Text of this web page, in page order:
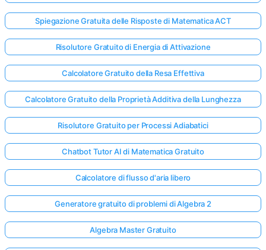
Spiegazione Gratuita delle Risposte di Matematica ACT
Risolutore Gratuito di Energia di Attivazione
Calcolatore Gratuito della Resa Effettiva
Calcolatore Gratuito della Proprietà Additiva della Lunghezza
Risolutore Gratuito per Processi Adiabatici
Chatbot Tutor AI di Matematica Gratuito
Calcolatore di flusso d'aria libero
Generatore gratuito di problemi di Algebra 2
Algebra Master Gratuito